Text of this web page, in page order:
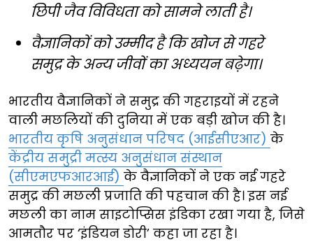
छिपी जैव विविधता को सामने लाती है।
वैज्ञानिकों को उम्मीद है कि खोज से गहरे
समुद्र के अन्य जीवों का अध्ययन बढ़ेगा।
भारतीय वैज्ञानिकों ने समुद्र की गहराइयों में रहने
वाली मछलियों की दुनिया में एक बड़ी खोज की है।
भारतीय कृषि अनुसंधान परिषद (आईसीएआर) के
केंद्रीय समुद्री मत्स्य अनुसंधान संस्थान
(सीएमएफआरआई) के वैज्ञानिकों ने एक नई गहरे
समुद्र की मछली प्रजाति की पहचान की है। इस नई
मछली का नाम साइटोप्सिस इंडिका रखा गया है, जिसे
आमतौर पर ‘इंडियन डोरी’ कहा जा रहा है।